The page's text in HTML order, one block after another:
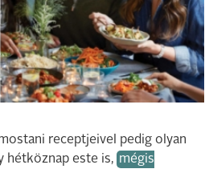
receptjeivel pedig olyan
hétköznap este is, mégis